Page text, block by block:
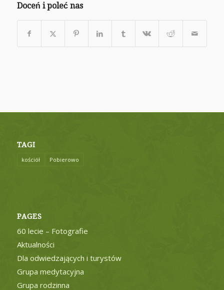
Doceń i poleć nas
TAGI
kościół Pobierowo
PAGES
60 lecie – Fotografie
Aktualności
Dla odwiedzających i turystów
Grupa medytacyjna
Grupa rodzinna